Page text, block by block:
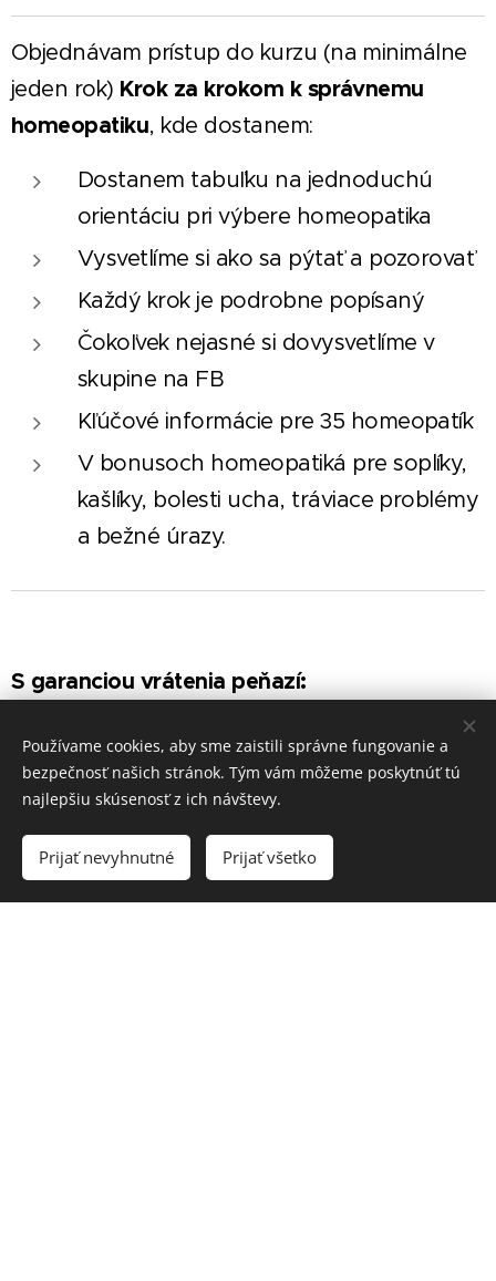
Objednávam prístup do kurzu (na minimálne
jeden rok) Krok za krokom k správnemu
homeopatiku, kde dostanem:
Dostanem tabuľku na jednoduchú
orientáciu pri výbere homeopatika
Vysvetlíme si ako sa pýtať a pozorovať
Každý krok je podrobne popísaný
Čokoľvek nejasné si dovysvetlíme v
skupine na FB
Kľúčové informácie pre 35 homeopatík
V bonusoch homeopatiká pre soplíky,
kašlíky, bolesti ucha, tráviace problémy
a bežné úrazy.
S garanciou vrátenia peňazí:
Ak po prvom týždni uvidím, že nedostávam
to, čo som čakal/la, stačí mi napísať a peniaze
dostanem späť.
Používame cookies, aby sme zaistili správne fungovanie a
bezpečnosť našich stránok. Tým vám môžeme poskytnúť tú
najlepšiu skúsenosť z ich návštevy.
Prijať nevyhnutné Prijať všetko